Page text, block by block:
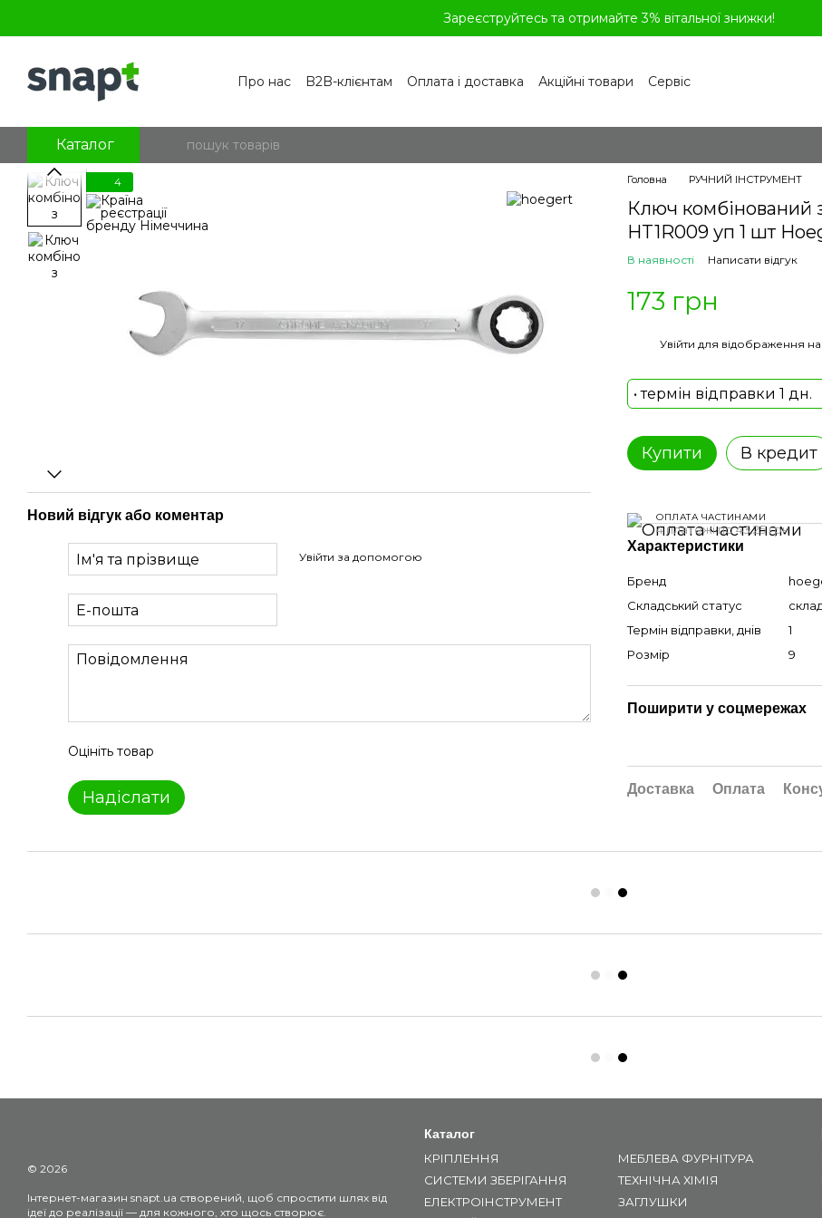
Зареєструйтесь та отримайте 3% вітальної знижки!
Про нас B2B-клієнтам Оплата і доставка Акційні товари
Сервіс
Блог
Каталог
4
Новий відгук або коментар
Увійти за допомогою
Оцініть товар
Надіслати
Головна РУЧНИЙ ІНСТРУМЕНТ
Ключ комбінований
HT1R009 уп 1 шт
В наявності Написати відгук
173 грн
Увійти для відображення
• термін відправки 1 дн.
Купити В кредит
ОПЛАТА ЧАСТИНАМИ
4 платежі по 43.25 грн
Характеристики
Бренд
Складський статус
Термін відправки, днів
1
Розмір
9
Поширити у соцмережах
Доставка Оплата
© 2026
Інтернет-магазин snapt.ua створений, щоб спростити шлях від
ідеї до реалізації — для кожного, хто щось створює.
Каталог
КРІПЛЕННЯ
СИСТЕМИ ЗБЕРІГАННЯ
ЕЛЕКТРОІНСТРУМЕНТ
МЕБЛЕВА ФУРНІТУРА
ТЕХНІЧНА ХІМІЯ
ЗАГЛУШКИ